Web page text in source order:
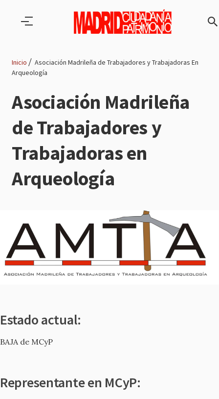
de
navegación
Inicio
Asociación Madrileña de Trabajadores y Trabajadoras En
Arqueología
Asociación Madrileña
de Trabajadores y
Trabajadoras en
Arqueología
Estado actual:
BAJA de MCyP
Representante en MCyP: